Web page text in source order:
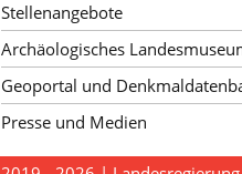
Stellenangebote
Archäologisches
Geoportal und
Presse und Medien